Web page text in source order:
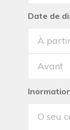
Date de